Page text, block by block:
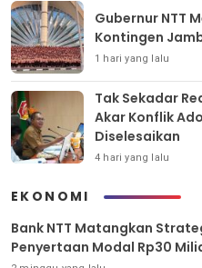
Gubernur NTT
Kontingen
1 hari yang lalu
Tak Sekadar
Akar Konflik
Diselesaikan
4 hari yang lalu
EKONOMI
Bank NTT Matangkan
Penyertaan Modal Rp30